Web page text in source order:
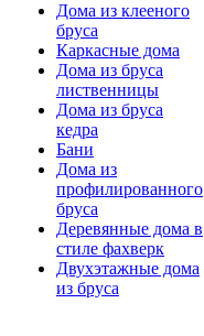
Дома из клееного
бруса
Каркасные дома
Дома из бруса
лиственницы
Дома из бруса
кедра
Бани
Дома из
профилированного
бруса
Деревянные дома в
стиле фахверк
Двухэтажные дома
из бруса